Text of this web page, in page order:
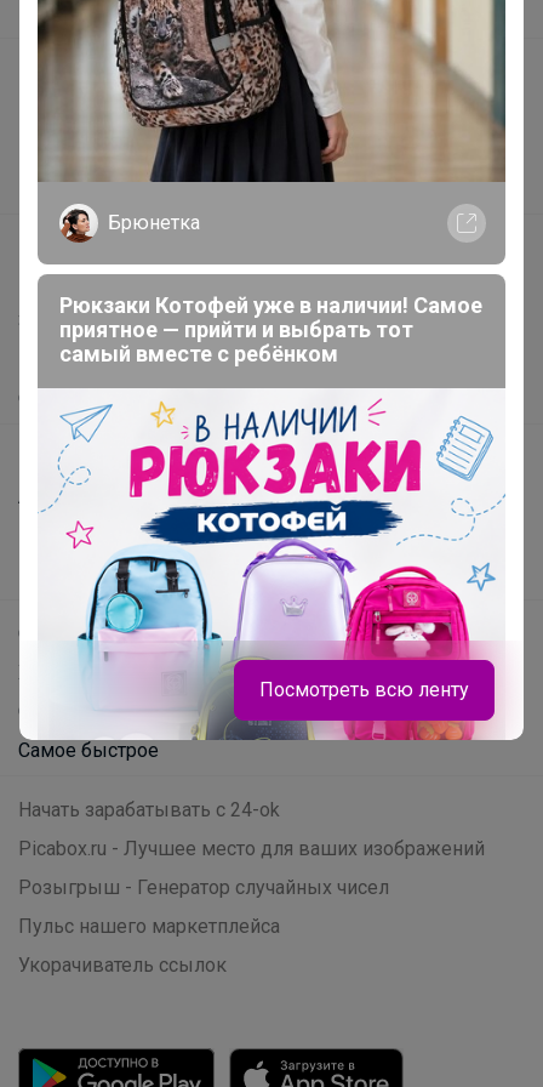
В наличии
Подарочные сертификаты
Реклама на сайте
Вакансии
support@24-ok.ru
Написать в поддержку
Защита покупателя
Помощь
О нас
Все предложения
Анонсы
Новости
Поддержка альпак
Самое выгодное
Хиты продаж
Самое желанное
Самое быстрое
Начать зарабатывать с 24-ok
Picabox.ru - Лучшее место для ваших изображений
Розыгрыш - Генератор случайных чисел
Пульс нашего маркетплейса
Укорачиватель ссылок
Брюнетка
Рюкзаки Котофей уже в наличии! Самое
приятное — прийти и выбрать тот
самый вместе с ребёнком
Леныра
Сменка для девочки
Посмотреть всю ленту